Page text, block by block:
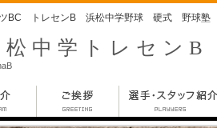
ツBC トレセンB 浜松中学野球 硬式 野球塾
松中学トレセンB